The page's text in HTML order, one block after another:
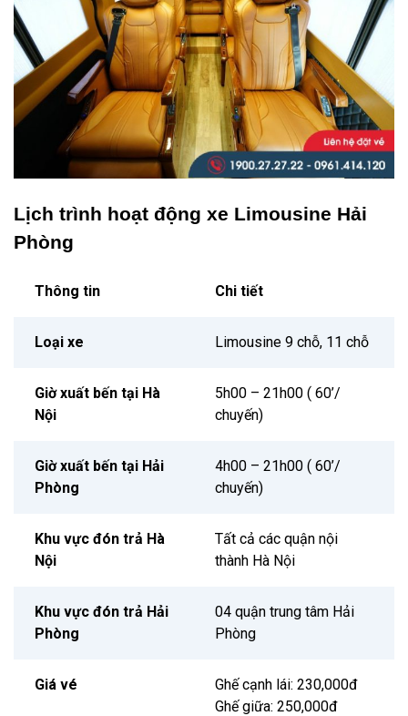
Lịch trình hoạt động xe Limousine Hải
Phòng
Thông tin Chi tiết
Loại xe Limousine 9 chỗ, 11 chỗ
Giờ xuất bến tại Hà
Nội
5h00 – 21h00 ( 60’/
chuyến)
Giờ xuất bến tại Hải
Phòng
4h00 – 21h00 ( 60’/
chuyến)
Khu vực đón trả Hà
Nội
Tất cả các quận nội
thành Hà Nội
Khu vực đón trả Hải
Phòng
04 quận trung tâm Hải
Phòng
Giá vé
Ghế cạnh lái: 230,000đ
Ghế giữa: 250,000đ